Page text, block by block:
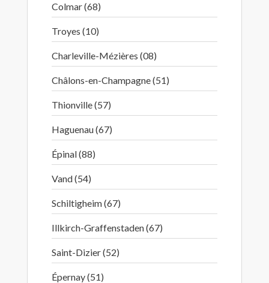
Colmar (68)
Troyes (10)
Charleville-Mézières (08)
Châlons-en-Champagne (51)
Thionville (57)
Haguenau (67)
Épinal (88)
Vand (54)
Schiltigheim (67)
Illkirch-Graffenstaden (67)
Saint-Dizier (52)
Épernay (51)